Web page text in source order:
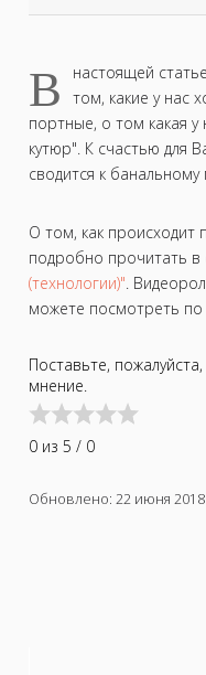
В
настоящей
том, какие у нас
портные, о том какая
кутюр". К счастью для
сводится к
О том, как происходит
подробно прочитать в
(технологии)".
можете посмотреть по
User
Rating:
0
/
Поставьте,
мнение.
0 из 5 / 0
Thank
Обновлено: 22 июня 2018